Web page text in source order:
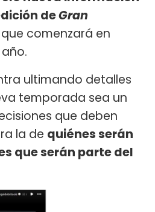
deGran
comenzará en
ultimando detalles
temporada sea un
que deben
la de quiénes serán
que serán parte del